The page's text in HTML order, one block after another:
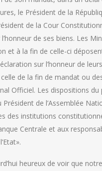
le Président de la
de la Cour
de ses biens. Les
et à la fin de celle-ci
sur l’honneur de
de la fin de mandat ou
Officiel. Les dispositions du
Président de l’Assemblée
des institutions
Centrale et aux
heureux de voir que